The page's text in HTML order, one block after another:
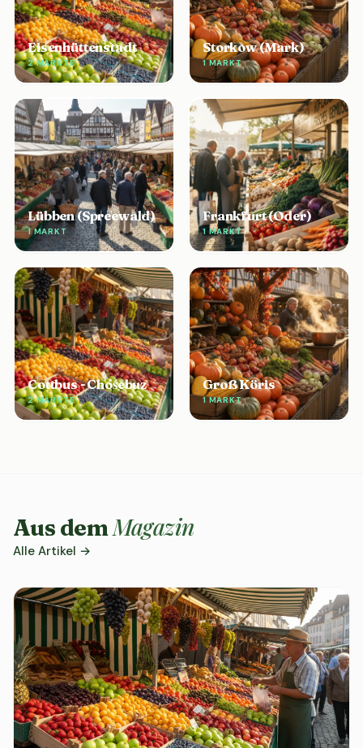
Eisenhüttenstadt
2 MÄRKTE
Storkow (Mark)
1 MARKT
Lübben (Spreewald)
1 MARKT
Frankfurt (Oder)
1 MARKT
Cottbus - Chóśebuz
2 MÄRKTE
Groß Köris
1 MARKT
Aus demMagazin
Alle Artikel →